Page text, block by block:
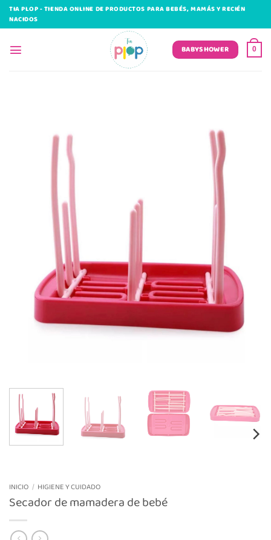
Saltar
TIA PLOP - TIENDA ONLINE DE PRODUCTOS PARA BEBÉS, MAMÁS Y RECIÉN
NACIDOS
BABYSHOWER 0
INICIO / HIGIENE Y CUIDADO
Secador de mamadera de bebé